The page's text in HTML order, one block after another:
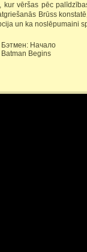
kur vēršas pēc
Brūss
un ka noslēpumaini
Бэтмен: Начало
Batman Begins